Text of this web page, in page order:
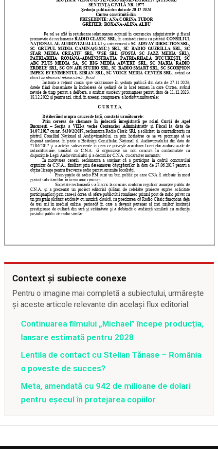
Context și subiecte conexe
Pentru o imagine mai completă a subiectului, urmărește
și aceste articole relevante din același flux editorial.
Continuarea filmului „Michael” începe producția,
lansare estimată pentru 2028
Lentila de contact cu Stelian Tănase – România
o poveste de succes?
Meta, amendată cu 942 de milioane de dolari
pentru eșecul în protejarea copiilor